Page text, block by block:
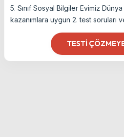
5. Sınıf Sosyal Bilgiler Evimiz
kazanımlara uygun 2. test soruları
TESTI